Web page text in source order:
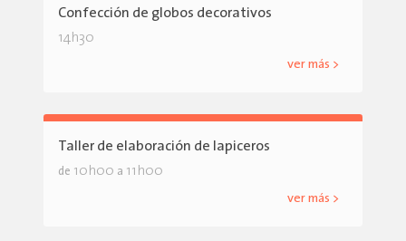
Confección de globos decorativos
14h30
ver más >
Taller de elaboración de lapiceros
de 10h00 a 11h00
ver más >